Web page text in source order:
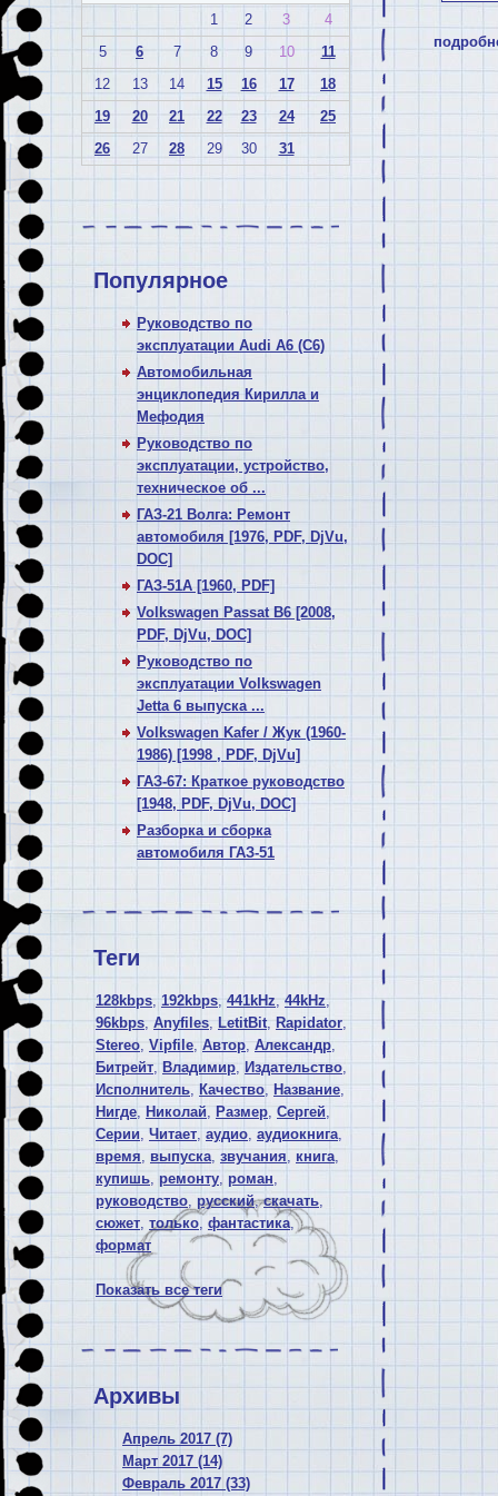
1
2 3
4
5
6 7 8 9 10
11
12
13 14 15 16 17
18
19
20 21 22 23 24
25
26
27 28 29 30 31
Популярное
Руководство по
эксплуатации Audi A6 (C6)
Автомобильная
энциклопедия Кирилла и
Мефодия
Руководство по
эксплуатации, устройство,
техническое об ...
ГАЗ-21 Волга: Ремонт
автомобиля [1976, PDF, DjVu,
DOC]
ГАЗ-51А [1960, PDF]
Volkswagen Passat В6 [2008,
PDF, DjVu, DOC]
Руководство по
эксплуатации Volkswagen
Jetta 6 выпуска ...
Volkswagen Kafer / Жук (1960-
1986) [1998 , PDF, DjVu]
ГАЗ-67: Краткое руководство
[1948, PDF, DjVu, DOC]
Разборка и сборка
автомобиля ГАЗ-51
Теги
128kbps, 192kbps, 441kHz, 44kHz,
96kbps, Anyfiles, LetitBit, Rapidator,
Stereo, Vipfile, Автор, Александр,
Битрейт, Владимир, Издательство,
Исполнитель, Качество, Название,
Нигде, Николай, Размер, Сергей,
Серии,Читает, аудио, аудиокнига,
время, выпуска, звучания, книга,
купишь, ремонту, роман,
руководство, русский,скачать,
сюжет, только, фантастика,
формат
Показать все теги
Архивы
Апрель 2017 (7)
Март 2017 (14)
Февраль 2017 (33)